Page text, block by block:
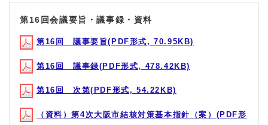
第16回会議要旨・議事録・資料
第16回 議事要旨(PDF形式, 70.95KB)
第16回 議事録(PDF形式, 478.42KB)
第16回 次第(PDF形式, 54.22KB)
（資料）第4次大阪市結核対策基本指針（案）(PDF形